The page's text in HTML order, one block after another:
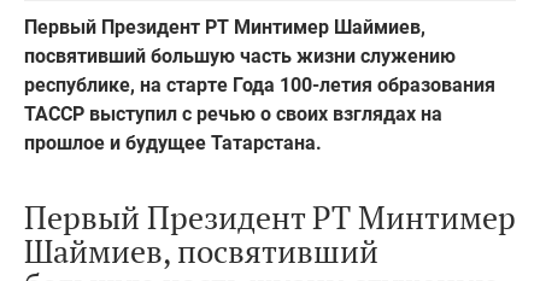
Первый Президент РТ Минтимер Шаймиев,
посвятивший большую часть жизни служению
республике, на старте Года 100-летия образования
ТАССР выступил с речью о своих взглядах на
прошлое и будущее Татарстана.
Первый Президент РТ Минтимер
Шаймиев, посвятивший